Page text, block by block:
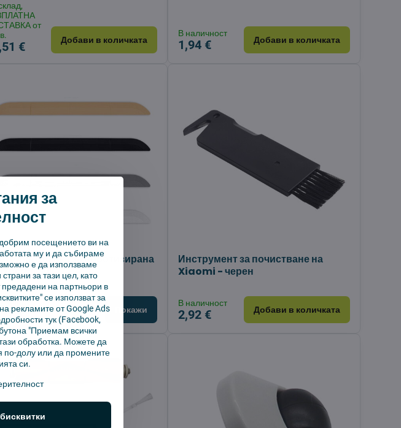
от
€ Добави в количката
В наличност
1,94 € Добави в количката
планка за роботизирана
€ Покажи
Инструмент за почистване на
Xiaomi - черен
В наличност
2,92 € Добави в количката
за
посещението ви на
му и да събираме
е да използваме
за тази цел, като
на партньори в
се използват за
рекламите от Google Ads
тук(Facebook,
"Приемам всички
обработка. Можете да
долу или да промените
си.